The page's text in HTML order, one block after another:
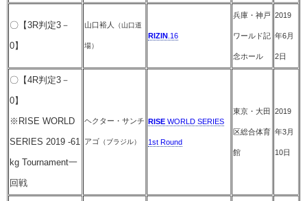
〇【3R判定3－
0】
山口裕人 （山口道
場）
RIZIN .16
兵庫・神戸
ワールド記
念ホール
2019
年6月
2日
〇【4R判定3－
0】
※RISE WORLD
SERIES 2019 -61
kg Tournament一
回戦
ヘクター・サンチ
アゴ （ブラジル）
RISE WORLD SERIES
1st Round
東京・大田
区総合体育
館
2019
年3月
10日